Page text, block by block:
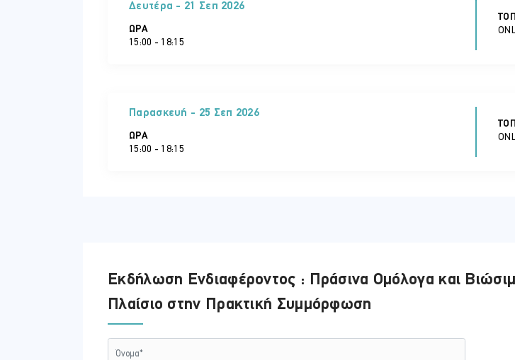
Κίνδυνοι greenwashing και παραπλανητικής προώθησης
Άσκηση εντοπισμού παραπλανητικών ισχυρισμών
Σχεδιασμός εσωτερικών μηχανισμών ελέγχου
Διακυβέρνηση, παρακολούθηση χρήσης εσόδων και διαδικασίες
Σχεδιασμός βασικών εσωτερικών διαδικασιών
Δευτέρα - 21 Σεπ 2026
ΏΡΑ
15:00 - 18:15
Παρασκευή - 25 Σεπ 2026
ΏΡΑ
15:00 - 18:15
Εκδήλωση Ενδιαφέροντος : Πράσινα Ομόλογα και
Πλαίσιο στην Πρακτική Συμμόρφωση